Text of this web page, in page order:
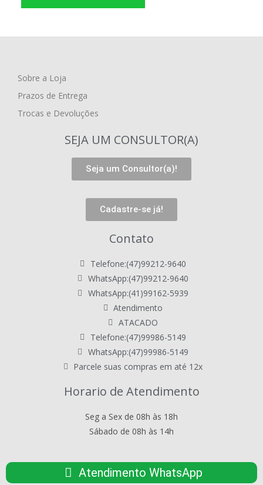
Sobre a Loja
Prazos de Entrega
Trocas e Devoluções
SEJA UM CONSULTOR(A)
Seja um Consultor(a)!
Cadastre-se já!
Contato
Telefone:(47)99212-9640
WhatsApp:(47)99212-9640
WhatsApp:(41)99162-5939
Atendimento
ATACADO
Telefone:(47)99986-5149
WhatsApp:(47)99986-5149
Parcele suas compras em até 12x
Horario de Atendimento
Seg a Sex de 08h às 18h
Sábado de 08h às 14h
Atendimento WhatsApp